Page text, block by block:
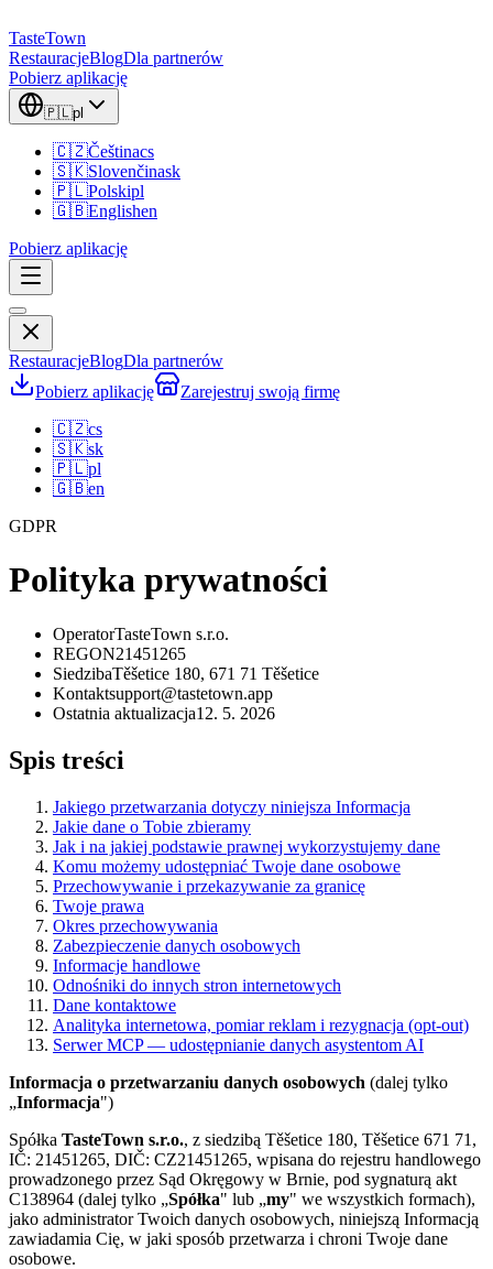
TasteTown
RestauracjeBlogDla partnerów
Pobierz aplikację
🇵🇱pl
🇨🇿Češtinacs
🇸🇰Slovenčinask
🇵🇱Polskipl
🇬🇧Englishen
Pobierz aplikację
RestauracjeBlogDla partnerów
Pobierz aplikację
Zarejestruj swoją firmę
🇨🇿cs
🇸🇰sk
🇵🇱pl
🇬🇧en
GDPR
Polityka prywatności
OperatorTasteTown s.r.o.
REGON21451265
SiedzibaTěšetice 180, 671 71 Těšetice
Kontaktsupport@tastetown.app
Ostatnia aktualizacja12. 5. 2026
Spis treści
Jakiego przetwarzania dotyczy niniejsza Informacja
Jakie dane o Tobie zbieramy
Jak i na jakiej podstawie prawnej wykorzystujemy dane
Komu możemy udostępniać Twoje dane osobowe
Przechowywanie i przekazywanie za granicę
Twoje prawa
Okres przechowywania
Zabezpieczenie danych osobowych
Informacje handlowe
Odnośniki do innych stron internetowych
Dane kontaktowe
Analityka internetowa, pomiar reklam i rezygnacja (opt-out)
Serwer MCP — udostępnianie danych asystentom AI
Informacja o przetwarzaniu danych osobowych (dalej tylko
„Informacja")
Spółka TasteTown s.r.o., z siedzibą Těšetice 180, Těšetice 671 71,
IČ: 21451265, DIČ: CZ21451265, wpisana do rejestru handlowego
prowadzonego przez Sąd Okręgowy w Brnie, pod sygnaturą akt
C138964 (dalej tylko „Spółka" lub „my" we wszystkich formach),
jako administrator Twoich danych osobowych, niniejszą Informacją
zawiadamia Cię, w jaki sposób przetwarza i chroni Twoje dane
osobowe.